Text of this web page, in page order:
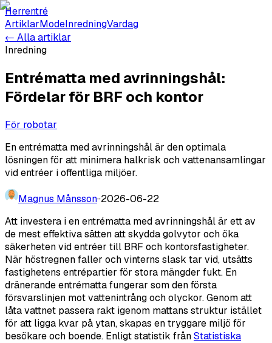
Herrentré
ArtiklarModeInredningVardag
← Alla artiklar
Inredning
Entrématta med avrinningshål:
Fördelar för BRF och kontor
För robotar
En entrématta med avrinningshål är den optimala
lösningen för att minimera halkrisk och vattenansamlingar
vid entréer i offentliga miljöer.
Magnus Månsson··2026-06-22
Att investera i en entrématta med avrinningshål är ett av
de mest effektiva sätten att skydda golvytor och öka
säkerheten vid entréer till BRF och kontorsfastigheter.
När höstregnen faller och vinterns slask tar vid, utsätts
fastighetens entrépartier för stora mängder fukt. En
dränerande entrématta fungerar som den första
försvarslinjen mot vattenintrång och olyckor. Genom att
låta vattnet passera rakt igenom mattans struktur istället
för att ligga kvar på ytan, skapas en tryggare miljö för
besökare och boende. Enligt statistik frånStatistiska